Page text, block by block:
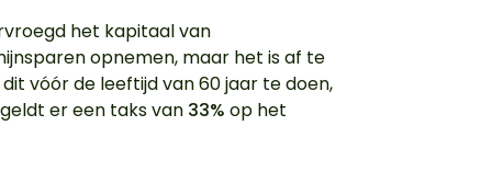
het kapitaal van
opnemen, maar het is af te
vóór de leeftijd van 60 jaar te doen,
er een taks van 33% op het